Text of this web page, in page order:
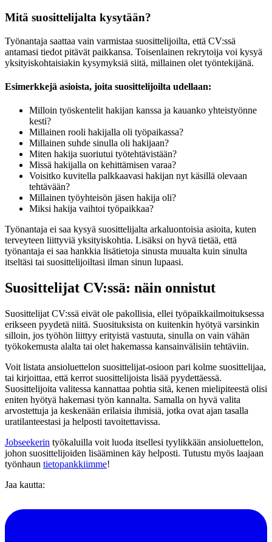
Mitä suosittelijalta kysytään?
Työnantaja saattaa vain varmistaa suosittelijoilta, että CV:ssä
antamasi tiedot pitävät paikkansa. Toisenlainen rekrytoija voi kysyä
yksityiskohtaisiakin kysymyksiä siitä, millainen olet työntekijänä.
Esimerkkejä asioista, joita suosittelijoilta udellaan:
Milloin työskentelit hakijan kanssa ja kauanko yhteistyönne
kesti?
Millainen rooli hakijalla oli työpaikassa?
Millainen suhde sinulla oli hakijaan?
Miten hakija suoriutui työtehtävistään?
Missä hakijalla on kehittämisen varaa?
Voisitko kuvitella palkkaavasi hakijan nyt käsillä olevaan
tehtävään?
Millainen työyhteisön jäsen hakija oli?
Miksi hakija vaihtoi työpaikkaa?
Työnantaja ei saa kysyä suosittelijalta arkaluontoisia asioita, kuten
terveyteen liittyviä yksityiskohtia. Lisäksi on hyvä tietää, että
työnantaja ei saa hankkia lisätietoja sinusta muualta kuin sinulta
itseltäsi tai suosittelijoiltasi ilman sinun lupaasi.
Suosittelijat CV:ssä: näin onnistut
Suosittelijat CV:ssä eivät ole pakollisia, ellei työpaikkailmoituksessa
erikseen pyydetä niitä. Suosituksista on kuitenkin hyötyä varsinkin
silloin, jos työhön liittyy erityistä vastuuta, sinulla on vain vähän
työkokemusta alalta tai olet hakemassa kansainvälisiin tehtäviin.
Voit listata ansioluettelon suosittelijat-osioon pari kolme suosittelijaa,
tai kirjoittaa, että kerrot suosittelijoista lisää pyydettäessä.
Suosittelijoita valitessa kannattaa pohtia sitä, kenen mielipiteestä olisi
eniten hyötyä hakemasi työn kannalta. Samalla on hyvä valita
arvostettuja ja keskenään erilaisia ihmisiä, jotka ovat ajan tasalla
uratilanteestasi ja helposti tavoitettavissa.
Jobseekerin työkaluilla voit luoda itsellesi tyylikkään ansioluettelon,
johon suosittelijoiden lisääminen käy helposti. Tutustu myös laajaan
työnhaun tietopankkiimme!
Jaa kautta: